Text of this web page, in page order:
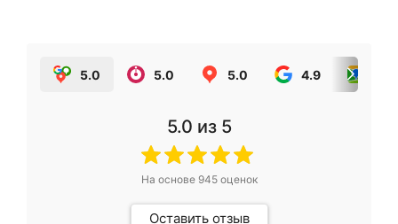
5.0 5.0 5.0 4.9
5.0 из 5
На основе 945оценок
Оставить отзыв